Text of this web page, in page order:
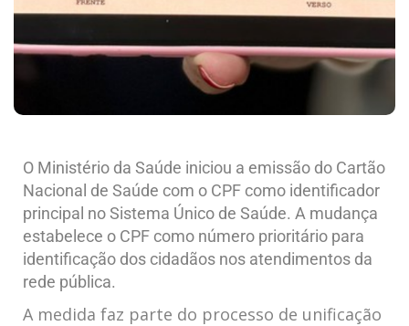
O Ministério da Saúde iniciou a emissão do Cartão
Nacional de Saúde com o CPF como identificador
principal no Sistema Único de Saúde. A mudança
estabelece o CPF como número prioritário para
identificação dos cidadãos nos atendimentos da
rede pública.
A medida faz parte do processo de unificação